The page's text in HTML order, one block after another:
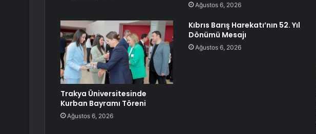
Ağustos 6, 2026
Trakya Üniversitesinde
Kurban Bayramı Töreni
Ağustos 6, 2026
Kıbrıs Barış Harekatı’nın 52. Yıl
Dönümü Mesajı
Ağustos 6, 2026